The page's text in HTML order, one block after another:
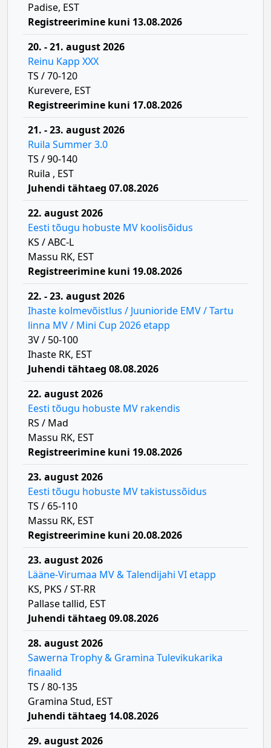
Padise, EST
Registreerimine kuni 13.08.2026
20. - 21. august 2026
Reinu Kapp XXX
TS / 70-120
Kurevere, EST
Registreerimine kuni 17.08.2026
21. - 23. august 2026
Ruila Summer 3.0
TS / 90-140
Ruila , EST
Juhendi tähtaeg 07.08.2026
22. august 2026
Eesti tõugu hobuste MV koolisõidus
KS / ABC-L
Massu RK, EST
Registreerimine kuni 19.08.2026
22. - 23. august 2026
Ihaste kolmevõistlus / Juunioride EMV / Tartu
linna MV / Mini Cup 2026 etapp
3V / 50-100
Ihaste RK, EST
Juhendi tähtaeg 08.08.2026
22. august 2026
Eesti tõugu hobuste MV rakendis
RS / Mad
Massu RK, EST
Registreerimine kuni 19.08.2026
23. august 2026
Eesti tõugu hobuste MV takistussõidus
TS / 65-110
Massu RK, EST
Registreerimine kuni 20.08.2026
23. august 2026
Lääne-Virumaa MV & Talendijahi VI etapp
KS, PKS / ST-RR
Pallase tallid, EST
Juhendi tähtaeg 09.08.2026
28. august 2026
Sawerna Trophy & Gramina Tulevikukarika
finaalid
TS / 80-135
Gramina Stud, EST
Juhendi tähtaeg 14.08.2026
29. august 2026